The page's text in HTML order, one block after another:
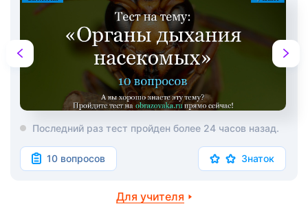
Последний раз тест пройден более 24 часов назад.
10 вопросов Знаток
Для учителя